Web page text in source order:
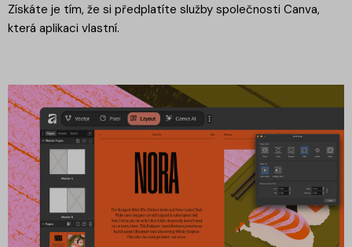
Získáte je tím, že si předplatíte služby společnosti Canva,
která aplikaci vlastní.